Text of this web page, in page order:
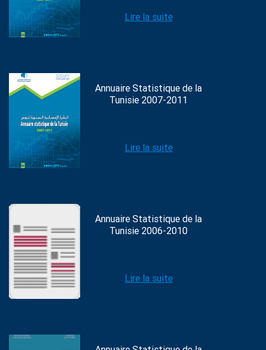
Lire la suite
Annuaire Statistique de la
Tunisie 2007-2011
Lire la suite
Annuaire Statistique de la
Tunisie 2006-2010
Lire la suite